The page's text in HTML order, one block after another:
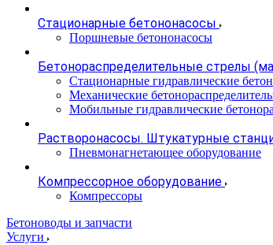
Стационарные бетононасосы
Поршневые бетононасосы
Бетонораспределительные стрелы
Стационарные гидравлические
Механические
Мобильные гидравлические
Растворонасосы. Штукатурные
Пневмонагнетающее оборудование
Компрессорное оборудование
Компрессоры
Бетоноводы и запчасти
Услуги